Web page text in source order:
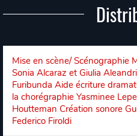
Mise en scène/ Scénographie
Sonia Alcaraz et Giulia
Furibunda Aide écriture
la chorégraphie Yasminee
Houtteman Création sonore
Federico Firoldi